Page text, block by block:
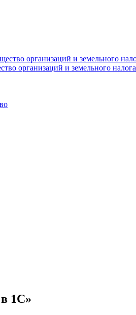
организаций и земельного налога
1С»